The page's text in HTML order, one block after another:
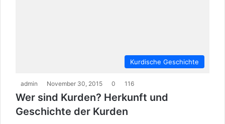
Kurdische Geschichte
admin November 30, 2015 0 116
Wer sind Kurden? Herkunft und
Geschichte der Kurden